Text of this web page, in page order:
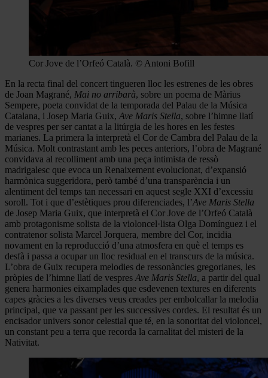
Cor Jove de l’Orfeó Català. © Antoni Bofill
En la recta final del concert tingueren lloc les estrenes de les obres
de Joan Magrané, Mai no arribarà, sobre un poema de Màrius
Sempere, poeta convidat de la temporada del Palau de la Música
Catalana, i Josep Maria Guix, Ave Maris Stella, sobre l’himne llatí
de vespres per ser cantat a la litúrgia de les hores en les festes
marianes. La primera la interpretà el Cor de Cambra del Palau de la
Música. Molt contrastant amb les peces anteriors, l’obra de Magrané
convidava al recolliment amb una peça intimista de ressò
madrigalesc que evoca un Renaixement evolucionat, d’expansió
harmònica suggeridora, però també d’una transparència i un
alentiment del temps tan necessari en aquest segle XXI d’excessiu
soroll. Tot i que d’estètiques prou diferenciades, l’Ave Maris Stella
de Josep Maria Guix, que interpretà el Cor Jove de l’Orfeó Català
amb protagonisme solista de la violoncel·lista Olga Domínguez i el
contratenor solista Marcel Jorquera, membre del Cor, incidia
novament en la reproducció d’una atmosfera en què el temps es
desfà i passa a ocupar un lloc residual en el transcurs de la música.
L’obra de Guix recupera melodies de ressonàncies gregorianes, les
pròpies de l’himne llatí de vespres Ave Maris Stella, a partir del qual
genera harmonies eixamplades que esdevenen textures en diferents
capes gràcies a les diverses veus creades per embolcallar la melodia
principal, que va passant per les successives cordes. El resultat és un
encisador univers sonor celestial que té, en la sonoritat del violoncel,
un constant peu a terra que recorda la carnalitat del misteri de la
Nativitat.